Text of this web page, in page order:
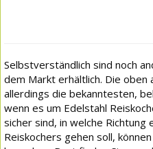
Selbstverständlich sind noch
dem Markt erhältlich. Die
allerdings die bekanntesten,
wenn es um Edelstahl
sicher sind, in welche Richtung
Reiskochers gehen soll,